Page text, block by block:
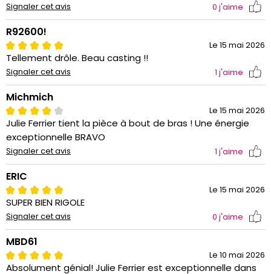
Signaler cet avis 0 j'aime
R92600!
Le 15 mai 2026
Tellement drôle. Beau casting !!
Signaler cet avis 1 j'aime
Michmich
Le 15 mai 2026
Julie Ferrier tient la pièce à bout de bras ! Une énergie
exceptionnelle BRAVO
Signaler cet avis 1 j'aime
ERIC
Le 15 mai 2026
SUPER BIEN RIGOLE
Signaler cet avis 0 j'aime
MBD61
Le 10 mai 2026
Absolument génial! Julie Ferrier est exceptionnelle dans